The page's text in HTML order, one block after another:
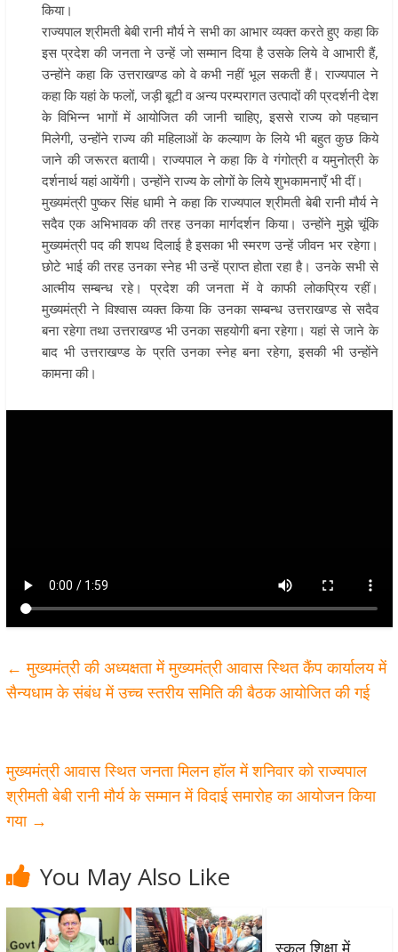
किया।
राज्यपाल श्रीमती बेबी रानी मौर्य ने सभी का आभार व्यक्त करते हुए कहा कि
इस प्रदेश की जनता ने उन्हें जो सम्मान दिया है उसके लिये वे आभारी हैं,
उन्होंने कहा कि उत्तराखण्ड को वे कभी नहीं भूल सकती हैं। राज्यपाल ने
कहा कि यहां के फलों, जड़ी बूटी व अन्य परम्परागत उत्पादों की प्रदर्शनी देश
के विभिन्न भागों में आयोजित की जानी चाहिए, इससे राज्य को पहचान
मिलेगी, उन्होंने राज्य की महिलाओं के कल्याण के लिये भी बहुत कुछ किये
जाने की जरूरत बतायी। राज्यपाल ने कहा कि वे गंगोत्री व यमुनोत्री के
दर्शनार्थ यहां आयेंगी। उन्होंने राज्य के लोगों के लिये शुभकामनाएँ भी दीं।
मुख्यमंत्री पुष्कर सिंह धामी ने कहा कि राज्यपाल श्रीमती बेबी रानी मौर्य ने
सदैव एक अभिभावक की तरह उनका मार्गदर्शन किया। उन्होंने मुझे चूंकि
मुख्यमंत्री पद की शपथ दिलाई है इसका भी स्मरण उन्हें जीवन भर रहेगा।
छोटे भाई की तरह उनका स्नेह भी उन्हें प्राप्त होता रहा है। उनके सभी से
आत्मीय सम्बन्ध रहे। प्रदेश की जनता में वे काफी लोकप्रिय रहीं।
मुख्यमंत्री ने विश्वास व्यक्त किया कि उनका सम्बन्ध उत्तराखण्ड से सदैव
बना रहेगा तथा उत्तराखण्ड भी उनका सहयोगी बना रहेगा। यहां से जाने के
बाद भी उत्तराखण्ड के प्रति उनका स्नेह बना रहेगा, इसकी भी उन्होंने
कामना की।
← मुख्यमंत्री की अध्यक्षता में मुख्यमंत्री आवास स्थित कैंप कार्यालय में
सैन्यधाम के संबंध में उच्च स्तरीय समिति की बैठक आयोजित की गई
मुख्यमंत्री आवास स्थित जनता मिलन हॉल में शनिवार को राज्यपाल
श्रीमती बेबी रानी मौर्य के सम्मान में विदाई समारोह का आयोजन किया
गया →
You May Also Like
स्कूल शिक्षा में